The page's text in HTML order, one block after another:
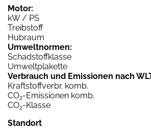
Motor:
kW / PS
Treibstoff
Hubraum
Umweltnormen:
Schadstoffklasse
Umweltplakette
Verbrauch und Emissionen nach
Kraftstoffverbr. komb.
CO2-Emissionen komb.
CO2-Klasse
Standort